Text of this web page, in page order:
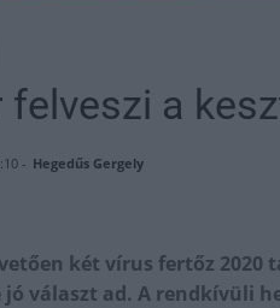
a
- Hegedűs Gergely
két vírus fertőz 2020
választ ad. A rendkívüli